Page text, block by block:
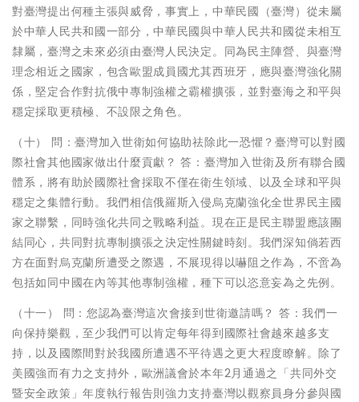
對臺灣提出何種主張與威脅，事實上，中華民國（臺灣）從未屬
於中華人民共和國一部分，中華民國與中華人民共和國從未相互
隸屬，臺灣之未來必須由臺灣人民決定。同為民主陣營、與臺灣
理念相近之國家，包含歐盟成員國尤其西班牙，應與臺灣強化關
係，堅定合作對抗俄中專制強權之霸權擴張，並對臺海之和平與
穩定採取更積極、不設限之角色。
（十） 問：臺灣加入世衛如何協助祛除此一恐懼？臺灣可以對國
際社會其他國家做出什麼貢獻？ 答：臺灣加入世衛及所有聯合國
體系，將有助於國際社會採取不僅在衛生領域、以及全球和平與
穩定之集體行動。我們相信俄羅斯入侵烏克蘭強化全世界民主國
家之聯繫，同時強化共同之戰略利益。現在正是民主聯盟應該團
結同心，共同對抗專制擴張之決定性關鍵時刻。我們深知倘若西
方在面對烏克蘭所遭受之際遇，不展現得以嚇阻之作為，不啻為
包括如同中國在內等其他專制強權，種下可以恣意妄為之先例。
（十一） 問：您認為臺灣這次會接到世衛邀請嗎？ 答：我們一
向保持樂觀，至少我們可以肯定每年得到國際社會越來越多支
持，以及國際間對於我國所遭遇不平待遇之更大程度瞭解。除了
美國強而有力之支持外，歐洲議會於本年2月通過之「共同外交
暨安全政策」年度執行報告則強力支持臺灣以觀察員身分參與國